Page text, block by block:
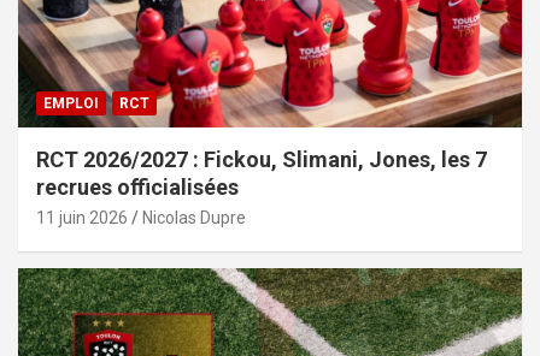
EMPLOI RCT
RCT 2026/2027 : Fickou, Slimani, Jones, les 7
recrues officialisées
11 juin 2026 Nicolas Dupre